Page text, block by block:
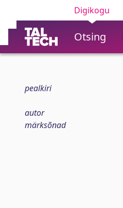
Digikogu
Otsing
pealkiri
autor
märksõnad